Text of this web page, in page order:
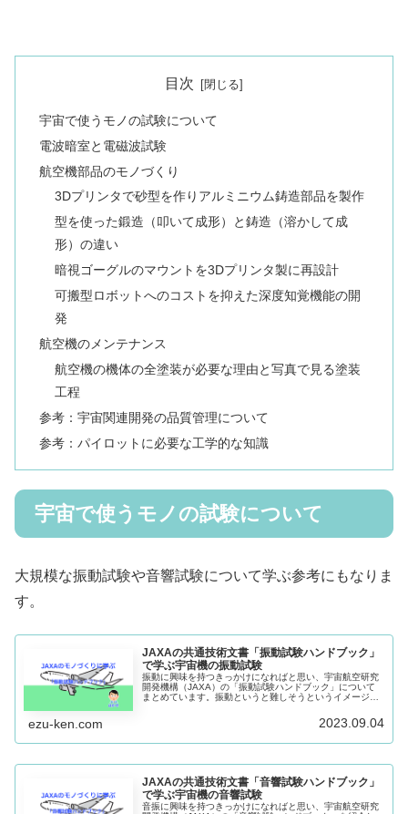
目次
宇宙で使うモノの試験について
電波暗室と電磁波試験
航空機部品のモノづくり
3Dプリンタで砂型を作りアルミニウム鋳造部品を製作
型を使った鍛造（叩いて成形）と鋳造（溶かして成
形）の違い
暗視ゴーグルのマウントを3Dプリンタ製に再設計
可搬型ロボットへのコストを抑えた深度知覚機能の開
発
航空機のメンテナンス
航空機の機体の全塗装が必要な理由と写真で見る塗装
工程
参考：宇宙関連開発の品質管理について
参考：パイロットに必要な工学的な知識
宇宙で使うモノの試験について
大規模な振動試験や音響試験について学ぶ参考にもなりま
す。
JAXAの共通技術文書「振動試験ハンドブック」
で学ぶ宇宙機の振動試験
振動に興味を持つきっかけになればと思い、宇宙航空研究
開発機構（JAXA）の「振動試験ハンドブック」について
まとめています。振動というと難しそうというイメージが
ezu-ken.com 2023.09.04
JAXAの共通技術文書「音響試験ハンドブック」
で学ぶ宇宙機の音響試験
音振に興味を持つきっかけになればと思い、宇宙航空研究